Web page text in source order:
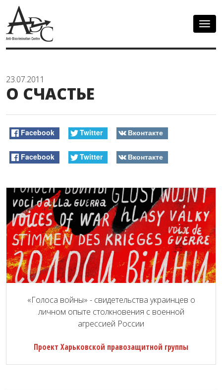
23.07.2011
О СЧАСТЬЕ
Facebook Twitter Вконтакте
Facebook Twitter Вконтакте
«Голоса войны» - свидетельства украинцев о
личном опыте столкновения с военной
агрессией России
Проект Харьковской правозащитной группы